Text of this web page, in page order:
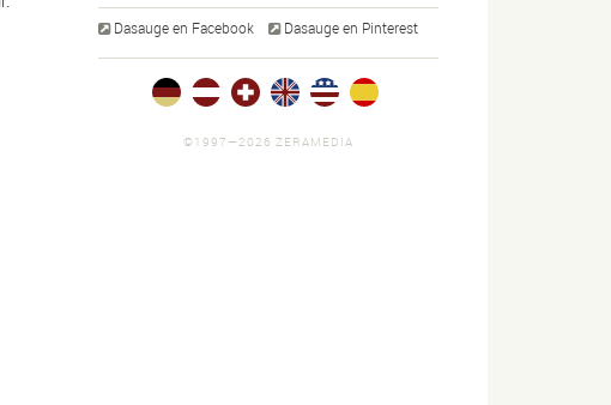
Dasauge en Facebook Dasauge en Pinterest
©1997—2026 ZERAMEDIA